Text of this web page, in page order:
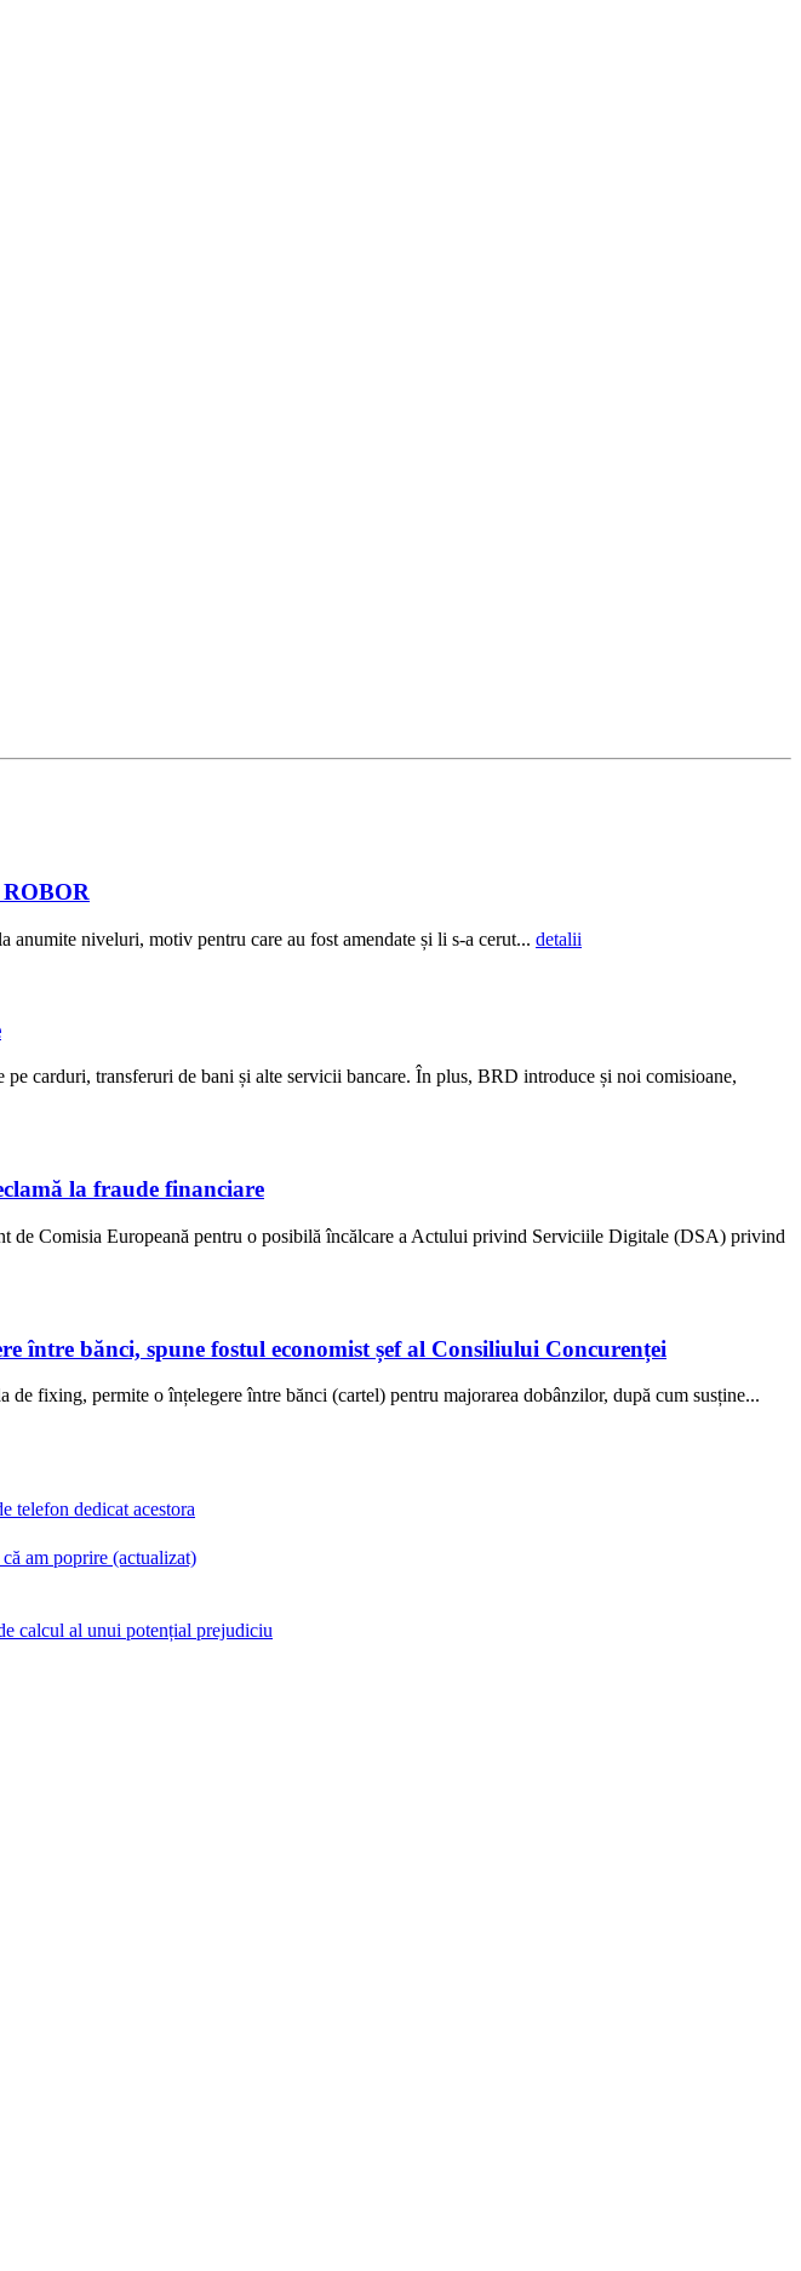
ROBOR
niveluri, motiv pentru care au fost amendate și li s-a cerut... detalii
carduri, transferuri de bani și alte servicii bancare. În plus, BRD introduce și noi comisioane,
la fraude financiare
de Comisia Europeană pentru o posibilă încălcare a Actului privind Serviciile Digitale (DSA) privind
între bănci, spune fostul economist șef al Consiliului Concurenței
fixing, permite o înțelegere între bănci (cartel) pentru majorarea dobânzilor, după cum susține...
telefon dedicat acestora
am poprire (actualizat)
calcul al unui potențial prejudiciu